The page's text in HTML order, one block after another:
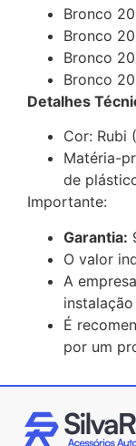
Bronco
Bronco
Bronco
Bronco
Detalhes
Cor: Rubi
Matéria-
de
Importante:
Garantia:
O valor
A
É
por um